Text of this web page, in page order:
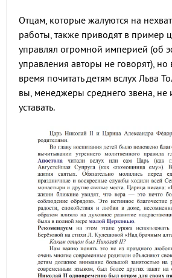
Отцам, которые жалуются на
работы, также приводят в пример
управлял огромной империей (об
управления авторы не говорят), но
время почитать детям вслух Льва
вы, менеджеры среднего звена, не
уставать.